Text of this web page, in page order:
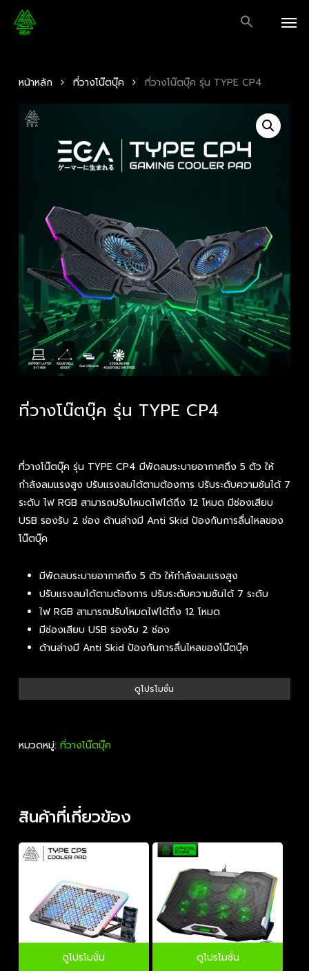
หน้าหลัก ที่วางโน๊ตบุ๊ค ที่วางโน๊ตบุ๊ค รุ่น TYPE CP4
ที่วางโน๊ตบุ๊ค รุ่น TYPE CP4
ที่วางโน๊ตบุ๊ค รุ่น TYPE CP4 มีพัดลมระบายอากาศถึง 5 ตัว ให้
กำลังลมแรงสูง ปรับแรงลมได้ตามต้องการ ปรับระดับความชันได้ 7
ระดับ ไฟ RGB สามารถปรับโหมดไฟได้ถึง 12 โหมด มีช่องเสียบ
USB รองรับ 2 ช่อง ด้านล่างมี Anti Skid ป้องกันการลื่นไหลของ
โน๊ตบุ๊ค
มีพัดลมระบายอากาศถึง 5 ตัว ให้กำลังลมแรงสูง
ปรับแรงลมได้ตามต้องการ ปรับระดับความชันได้ 7 ระดับ
ไฟ RGB สามารถปรับโหมดไฟได้ถึง 12 โหมด
มีช่องเสียบ USB รองรับ 2 ช่อง
ด้านล่างมี Anti Skid ป้องกันการลื่นไหลของโน๊ตบุ๊ค
ดูโปรโมชั่น
หมวดหมู่: ที่วางโน๊ตบุ๊ค
สินค้าที่เกี่ยวข้อง
ดูโปรโมชั่น ดูโปรโมชั่น